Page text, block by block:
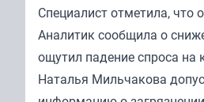
Специалист отметила, что
Аналитик сообщила о
ощутил падение спроса на
Наталья Мильчакова